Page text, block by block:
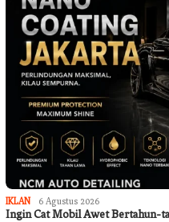
IKLAN 6 Agustus 2026
Ingin Cat Mobil Awet Bertahun-